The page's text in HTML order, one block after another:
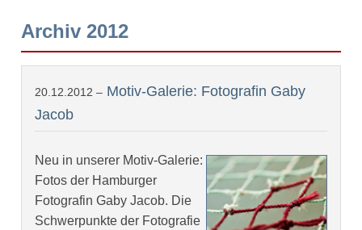
Archiv 2012
20.12.2012 – Motiv-Galerie: Fotografin Gaby
Jacob
Neu in unserer Motiv-Galerie:
Fotos der Hamburger
Fotografin Gaby Jacob. Die
Schwerpunkte der Fotografie